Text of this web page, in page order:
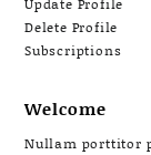
Update Profile
Delete Profile
Subscriptions
Welcome
Nullam porttitor